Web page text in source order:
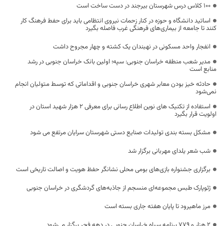
۱۰۰ کلاس درس شهرستان بیرجند در دست ساخت است
اساتید دانشگاه و حوزه در کنار زحمات نیروی انتظامی باید برای حفط فرهنگ کار
کنند تا جامعه از بیماری‌های فرهنگی غرب فاصله بگیرد
انفجار واحد مسکونی در نهبندان یک کشته و چهار مجروح داشت
مدیر شعب منطقه خراسان جنوبی: سپه؛ اولین بانک خراسان جنوبی در رشد
منابع است
حادثه خیز بودن معابر شهری خراسان جنوبی و اقداماتی که توسط متولیان انجام
نمی‌شود
استفاده از تکنیک های نوین اطلاع رسانی برای معرفی 2 هزار شهید استان در
اولویت قرار بگیرد
مشکل بسته بندی تولیدات صنایع دستی شهرستان سرایان مرتفع می شود
شب شعر یلدای مهربانی برگزار شد
برگزاری جشنواره بازی‌های بومی محلی نشانگر حفظ هویت و اصالت تاریخی است
ژئوپارک طبس مجموعه‌ای منسجم از جاذبه‌های گردشگری در خراسان جنوبی
مرز ماهیرود تا پایان هفته جاری بسته است